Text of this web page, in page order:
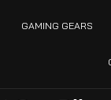
GAMING GEARS